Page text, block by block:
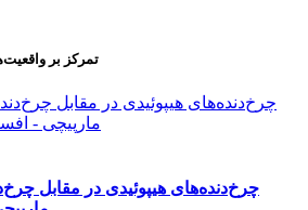
تمرکز بر
چرخ‌دنده‌های هیپوئیدی در مقابل